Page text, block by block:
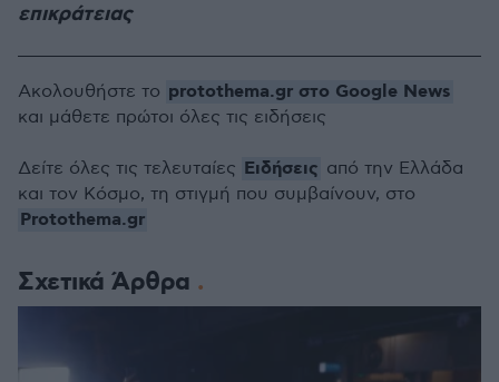
επικράτειας
Σχετικά Άρθρα
Ακολουθήστε το protothema.gr στο Google News
και μάθετε πρώτοι όλες τις ειδήσεις
Δείτε όλες τις τελευταίες Ειδήσεις από την Ελλάδα
και τον Κόσμο, τη στιγμή που συμβαίνουν, στο
Protothema.gr